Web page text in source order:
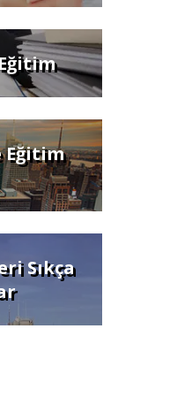
Eğitim
Sıkça